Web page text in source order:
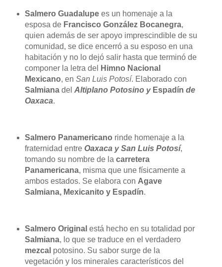
Salmero Guadalupees un homenaje a la
esposa de Francisco González Bocanegra,
quien además de ser apoyo imprescindible de su
comunidad, se dice encerró a su esposo en una
habitación y no lo dejó salir hasta que terminó de
componer la letra del
Himno Nacional
Mexicano, en San Luis Potosí. Elaborado con
Salmianadel Altiplano Potosino y Espadín de
Oaxaca.
Salmero Panamericano rinde homenaje a la
fraternidad entre Oaxaca y San Luis Potosí,
tomando su nombre de la carretera
Panamericana, misma que une físicamente a
ambos estados. Se elabora con Agave
Salmiana, Mexicanito y Espadín.
Salmero Original está hecho en su totalidad por
Salmiana, lo que se traduce en el verdadero
mezcal potosino. Su sabor surge de la
vegetación y los minerales característicos del